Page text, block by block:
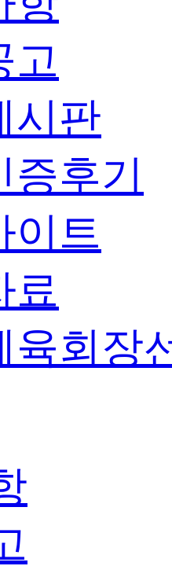
고
시판
증후기
이트
료
육회장